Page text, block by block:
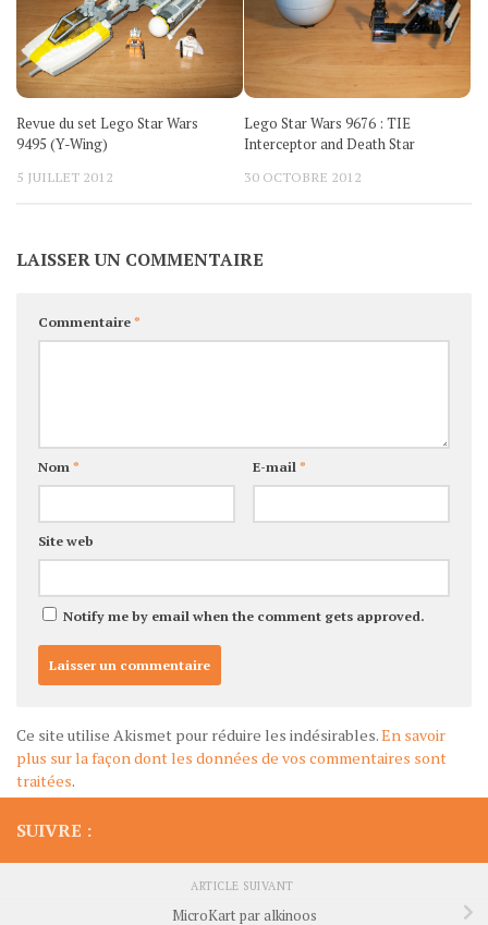
Revue du set Lego Star Wars
9495 (Y-Wing)
5 JUILLET 2012
Lego Star Wars 9676 : TIE
Interceptor and Death Star
30 OCTOBRE 2012
LAISSER UN COMMENTAIRE
Commentaire*
Nom* E-mail*
Site web
Notify me by email when the comment gets approved.
Ce site utilise Akismet pour réduire les indésirables.En savoir
plus sur la façon dont les données de vos commentaires sont
traitées.
SUIVRE :
ARTICLE SUIVANT
MicroKart par alkinoos